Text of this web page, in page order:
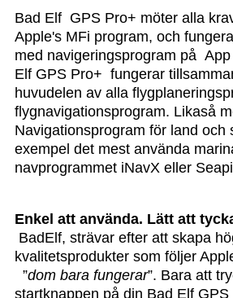
Bad Elf GPS Pro+ möter alla
Apple's MFi program, och
med navigeringsprogram på
Elf GPS Pro+ fungerar
huvudelen av alla
flygnavigationsprogram. Likaså
Navigationsprogram för land och
exempel det mest använda
navprogrammet iNavX eller
Enkel att använda. Lätt att
BadElf, strävar efter att skapa
kvalitetsprodukter som följer
”dom bara fungerar”. Bara att
startknappen på din Bad Elf